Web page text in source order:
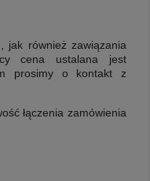
jak również zawiązania
cena ustalana jest
prosimy o kontakt z
łączenia zamówienia